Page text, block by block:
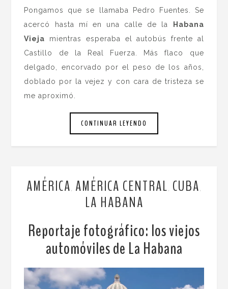
Pongamos que se llamaba Pedro Fuentes. Se
acercó hasta mí en una calle de la Habana
Vieja mientras esperaba el autobús frente al
Castillo de la Real Fuerza. Más flaco que
delgado, encorvado por el peso de los años,
doblado por la vejez y con cara de tristeza se
me aproximó.
CONTINUAR LEYENDO
AMÉRICA AMÉRICA CENTRAL CUBA
LA HABANA
Reportaje fotográfico: los viejos
automóviles de La Habana